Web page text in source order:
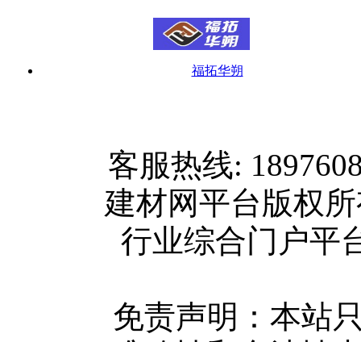
福拓华朔
客服热线:
建材网平台版权
行业综合门户平
免责声明：本站